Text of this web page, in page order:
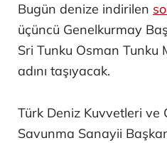
Bugün denize indirilen
üçüncü Genelkurmay
Sri Tunku Osman Tunku
adını taşıyacak.
Türk Deniz Kuvvetleri ve
Savunma Sanayii